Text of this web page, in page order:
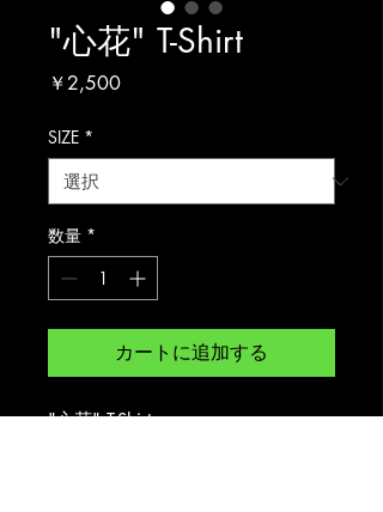
"心花" T-Shirt
￥2,500価
SIZE *
数量 *
カートに追加する
"心花" T-Shirt